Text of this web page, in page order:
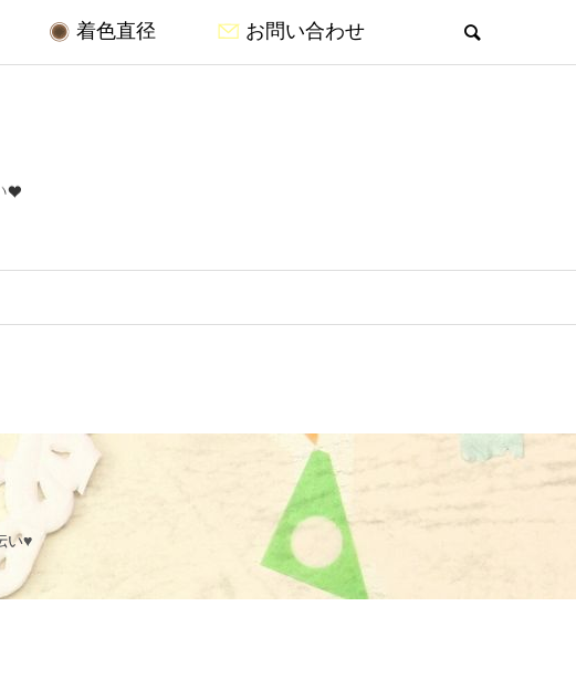
着色直径 お問い合わせ
い♥